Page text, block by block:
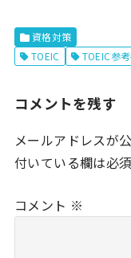
資格対策
TOEIC
TOEIC参
コメントを残す
メールアドレスが
付いている欄は必
コメント ※